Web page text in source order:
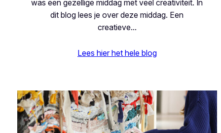
was een gezellige middag met veel creativiteit. In
dit blog lees je over deze middag. Een
creatieve…
Lees hier het hele blog